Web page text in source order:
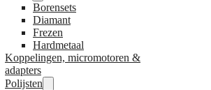
Borensets
Diamant
Frezen
Hardmetaal
Koppelingen, micromotoren &
adapters
Polijsten